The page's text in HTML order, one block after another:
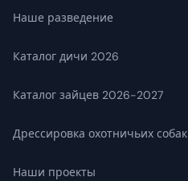
Наше разведение
Каталог дичи 2026
Каталог зайцев 2026-2027
Дрессировка охотничьих собак
Наши проекты